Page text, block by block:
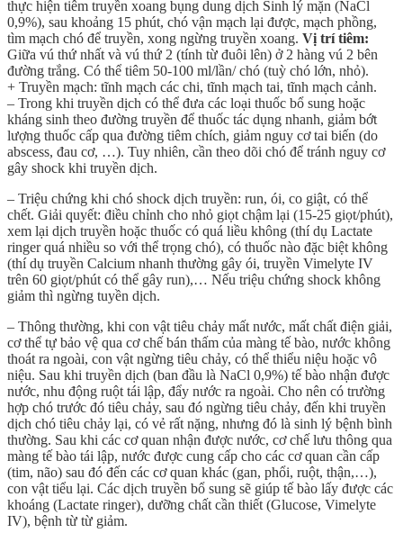
thực hiện tiêm truyền xoang bụng dung dịch Sinh lý mặn (NaCl
0,9%), sau khoảng 15 phút, chó vận mạch lại được, mạch phồng,
tìm mạch chó để truyền, xong ngừng truyền xoang. Vị trí tiêm:
Giữa vú thứ nhất và vú thứ 2 (tính từ đuôi lên) ở 2 hàng vú 2 bên
đường trắng. Có thể tiêm 50-100 ml/lần/ chó (tuỳ chó lớn, nhỏ).
+ Truyền mạch: tĩnh mạch các chi, tĩnh mạch tai, tĩnh mạch cảnh.
– Trong khi truyền dịch có thể đưa các loại thuốc bổ sung hoặc
kháng sinh theo đường truyền để thuốc tác dụng nhanh, giảm bớt
lượng thuốc cấp qua đường tiêm chích, giảm nguy cơ tai biến (do
abscess, đau cơ, …). Tuy nhiên, cần theo dõi chó để tránh nguy cơ
gây shock khi truyền dịch.
– Triệu chứng khi chó shock dịch truyền: run, ói, co giật, có thể
chết. Giải quyết: điều chỉnh cho nhỏ giọt chậm lại (15-25 giọt/phút),
xem lại dịch truyền hoặc thuốc có quá liều không (thí dụ Lactate
ringer quá nhiều so với thể trọng chó), có thuốc nào đặc biệt không
(thí dụ truyền Calcium nhanh thường gây ói, truyền Vimelyte IV
trên 60 giọt/phút có thể gây run),… Nếu triệu chứng shock không
giảm thì ngừng tuyền dịch.
– Thông thường, khi con vật tiêu chảy mất nước, mất chất điện giải,
cơ thể tự bảo vệ qua cơ chế bán thấm của màng tế bào, nước không
thoát ra ngoài, con vật ngừng tiêu chảy, có thể thiểu niệu hoặc vô
niệu. Sau khi truyền dịch (ban đầu là NaCl 0,9%) tế bào nhận được
nước, nhu động ruột tái lập, đẩy nước ra ngoài. Cho nên có trường
hợp chó trước đó tiêu chảy, sau đó ngừng tiêu chảy, đến khi truyền
dịch chó tiêu chảy lại, có vẻ rất nặng, nhưng đó là sinh lý bệnh bình
thường. Sau khi các cơ quan nhận được nước, cơ chế lưu thông qua
màng tế bào tái lập, nước được cung cấp cho các cơ quan cần cấp
(tim, não) sau đó đến các cơ quan khác (gan, phổi, ruột, thận,…),
con vật tiểu lại. Các dịch truyền bổ sung sẽ giúp tế bào lấy được các
khoáng (Lactate ringer), dưỡng chất cần thiết (Glucose, Vimelyte
IV), bệnh từ từ giảm.